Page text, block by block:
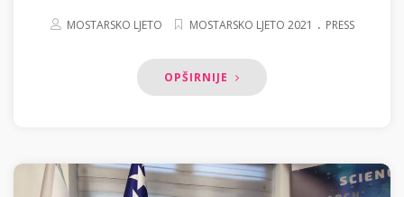
MOSTARSKO LJETO MOSTARSKO LJETO 2021 . PRESS
OPŠIRNIJE